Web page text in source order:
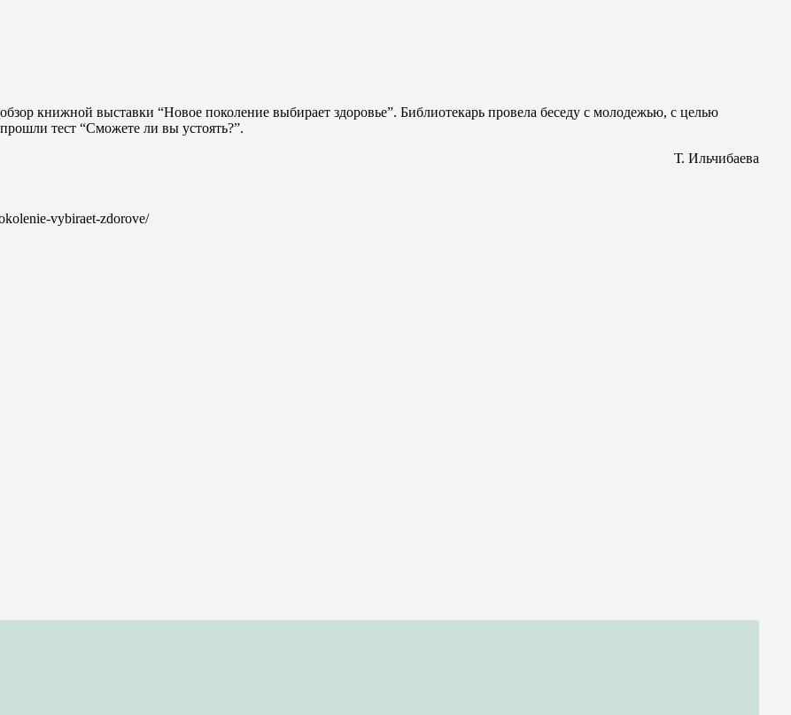
книжной выставки “Новое поколение выбирает здоровье”. Библиотекарь провела беседу с молодежью, с целью
тест “Сможете ли вы устоять?”.
Т. Ильчибаева
vybiraet-zdorove/